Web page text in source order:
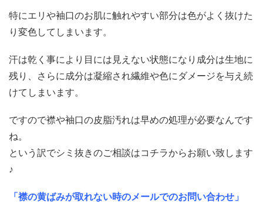
特にエリや袖口のお肌に触れやすい部分は色がよく抜けた
り変色してしまいます。
汗は乾く事により目には見えない状態になり成分は生地に
残り、さらに成分は凝縮され繊維や色にダメージを与え続
けてしまいます。
ですので襟や袖口の皮脂汚れは早めの処理が必要なんです
ね。
という訳でシミ抜きのご相談はコチラからお願い致します
♪
「襟の黄ばみが取れない時のメールでのお問い合わせ」